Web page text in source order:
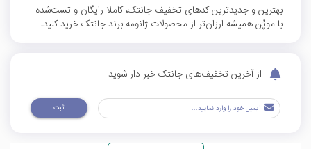
بهترین و جدیدترین کدهای تخفیف جانتک، کاملا رایگان و تست‌شده.
با موپُن همیشه ارزان‌تر از محصولات ژانومه برند جانتک خرید کنید!
از آخرین تخفیف‌های جانتک خبر دار شوید
ثبت